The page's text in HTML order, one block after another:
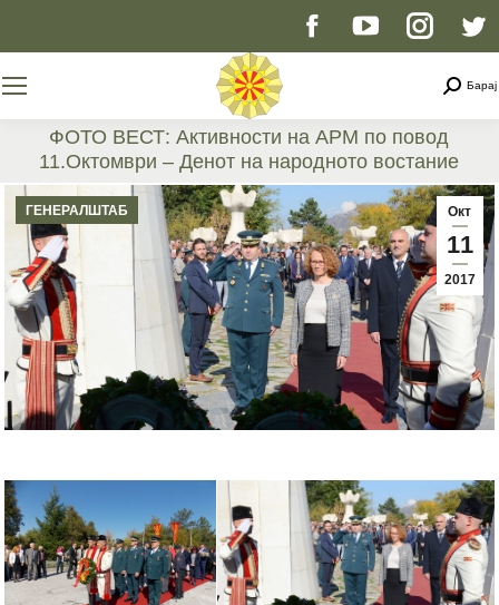
Facebook
opens
in
new
window
YouTube
opens
in
new
window
page
opens
in
new
window
Барај
ФОТО ВЕСТ: Активности на АРМ по повод
11.Октомври – Денот на народното востание
You are here:
Окт
11
2017
ГЕНЕРАЛШТАБ